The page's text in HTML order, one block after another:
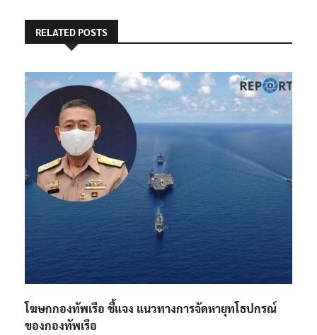
RELATED POSTS
โฆษกกองทัพเรือ ชี้แจง แนวทางการจัดหายุทโธปกรณ์
ของกองทัพเรือ